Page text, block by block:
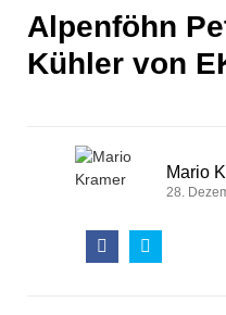
Alpenföhn
Kühler von
Mario
28.